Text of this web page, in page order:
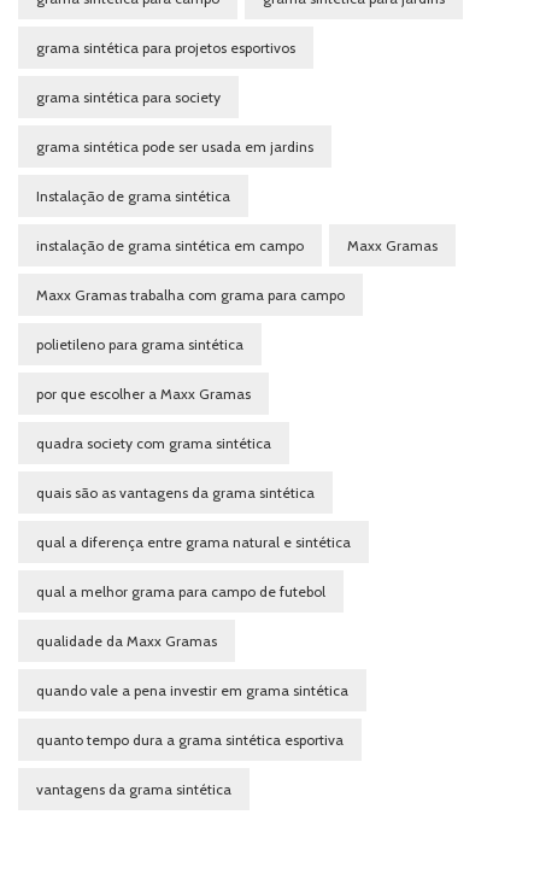
grama sintética para projetos esportivos
grama sintética para society
grama sintética pode ser usada em jardins
Instalação de grama sintética
instalação de grama sintética em campo Maxx Gramas
Maxx Gramas trabalha com grama para campo
polietileno para grama sintética
por que escolher a Maxx Gramas
quadra society com grama sintética
quais são as vantagens da grama sintética
qual a diferença entre grama natural e sintética
qual a melhor grama para campo de futebol
qualidade da Maxx Gramas
quando vale a pena investir em grama sintética
quanto tempo dura a grama sintética esportiva
vantagens da grama sintética